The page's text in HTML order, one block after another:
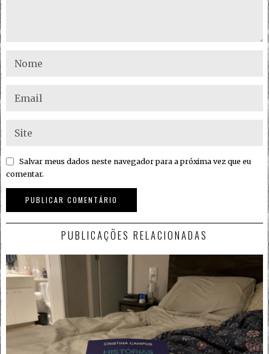
Salvar meus dados neste navegador para a próxima vez que eu
comentar.
PUBLICAÇÕES RELACIONADAS